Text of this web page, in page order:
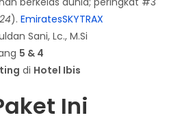
). EmiratesSKYTRAX
Sani, Lc., M.Si
5 & 4
di Hotel Ibis
Ini